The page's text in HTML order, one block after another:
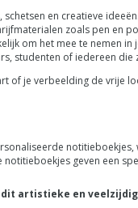
en creatieve ideeën.
zoals pen en
om het mee te nemen in
studenten of iedereen
of je verbeelding de vrije
geven een
dit artistieke en